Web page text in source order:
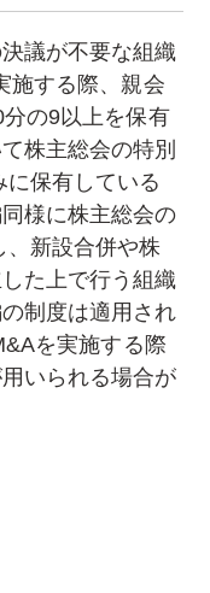
議が不要な組織
施する際、親会
の9以上を保有
株主総会の特別
保有している
様に株主総会の
、新設合併や株
た上で行う組織
制度は適用され
を実施する際
いられる場合が